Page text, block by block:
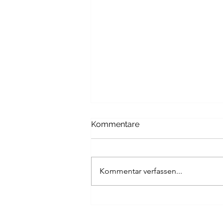
Kunst-Zeichnen-News
Kommentare
Kommentar verfassen...